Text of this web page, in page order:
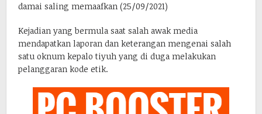
damai saling memaafkan (25/09/2021)
Kejadian yang bermula saat salah awak media
mendapatkan laporan dan keterangan mengenai salah
satu oknum kepalo tiyuh yang di duga melakukan
pelanggaran kode etik.